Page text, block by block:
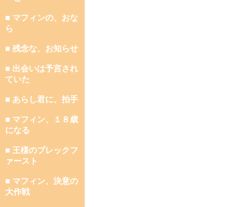
■ マフィンの、おな
ら
■ 残念な、お知らせ
■ 出会いは予言され
ていた
■ あらし君に、拍手
■ マフィン、１８歳
になる
■ 王様のブレックフ
ァースト
■ マフィン、決意の
大作戦